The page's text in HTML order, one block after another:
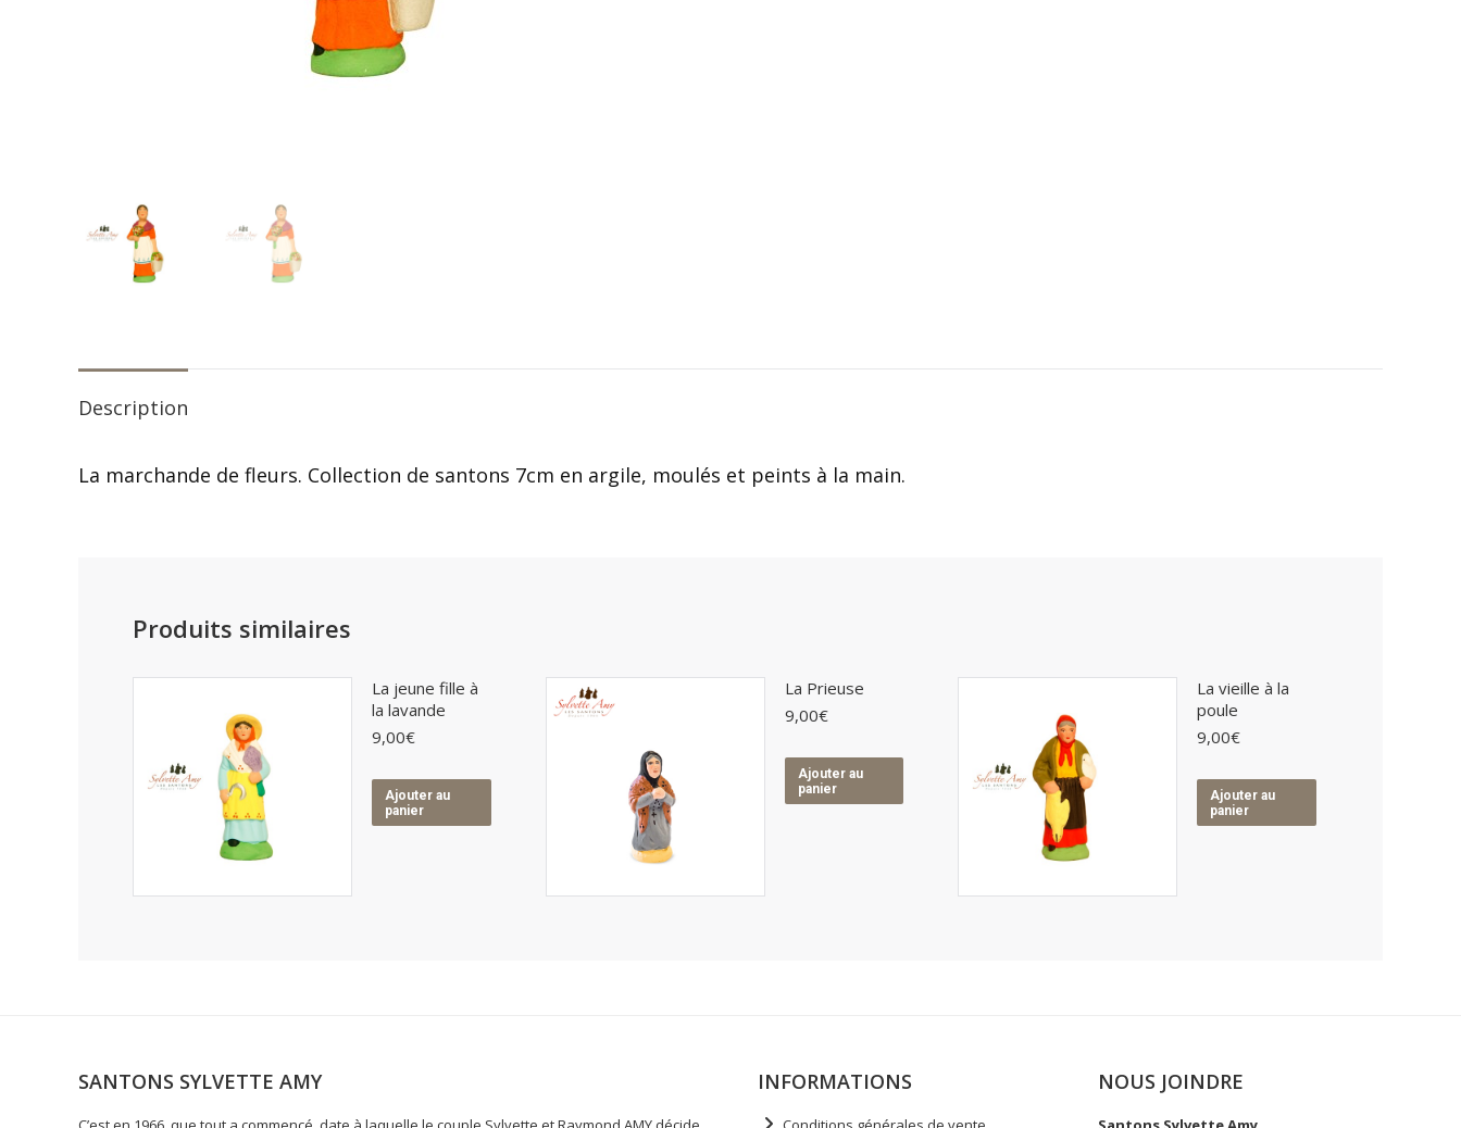
Description
La marchande de fleurs. Collection de santons 7cm en argile, moulés et peints à la main.
Produits similaires
La jeune fille à
la lavande
9,00€
Ajouter au
panier
La Prieuse
9,00€
Ajouter au
panier
La vieille à la
poule
9,00€
Ajouter au
panier
SANTONS SYLVETTE AMY INFORMATIONS NOUS JOINDRE